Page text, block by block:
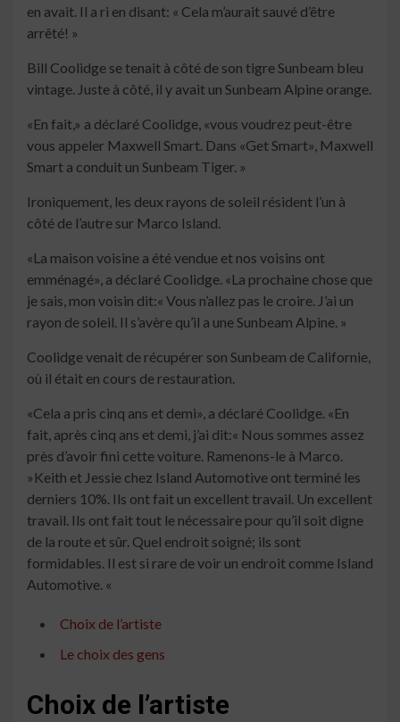
en avait. Il a ri en disant: « Cela m’aurait sauvé d’être
arrêté! »
Bill Coolidge se tenait à côté de son tigre Sunbeam bleu
vintage. Juste à côté, il y avait un Sunbeam Alpine orange.
«En fait,» a déclaré Coolidge, «vous voudrez peut-être
vous appeler Maxwell Smart. Dans «Get Smart», Maxwell
Smart a conduit un Sunbeam Tiger. »
Ironiquement, les deux rayons de soleil résident l’un à
côté de l’autre sur Marco Island.
«La maison voisine a été vendue et nos voisins ont
emménagé», a déclaré Coolidge. «La prochaine chose que
je sais, mon voisin dit:« Vous n’allez pas le croire. J’ai un
rayon de soleil. Il s’avère qu’il a une Sunbeam Alpine. »
Coolidge venait de récupérer son Sunbeam de Californie,
où il était en cours de restauration.
«Cela a pris cinq ans et demi», a déclaré Coolidge. «En
fait, après cinq ans et demi, j’ai dit:« Nous sommes assez
près d’avoir fini cette voiture. Ramenons-le à Marco.
»Keith et Jessie chez Island Automotive ont terminé les
derniers 10%. Ils ont fait un excellent travail. Un excellent
travail. Ils ont fait tout le nécessaire pour qu’il soit digne
de la route et sûr. Quel endroit soigné; ils sont
formidables. Il est si rare de voir un endroit comme Island
Automotive. «
Choix de l’artiste
Le choix des gens
Choix de l’artiste